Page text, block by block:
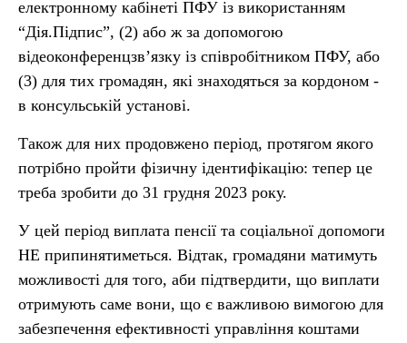
електронному кабінеті ПФУ із використанням
“Дія.Підпис”, (2) або ж за допомогою
відеоконференцзв’язку із співробітником ПФУ, або
(3) для тих громадян, які знаходяться за кордоном -
в консульській установі.
Також для них продовжено період, протягом якого
потрібно пройти фізичну ідентифікацію: тепер це
треба зробити до 31 грудня 2023 року.
У цей період виплата пенсії та соціальної допомоги
НЕ припинятиметься. Відтак, громадяни матимуть
можливості для того, аби підтвердити, що виплати
отримують саме вони, що є важливою вимогою для
забезпечення ефективності управління коштами